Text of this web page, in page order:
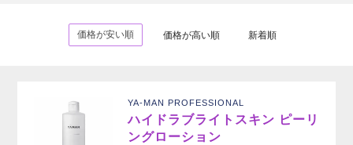
価格が安い順 価格が高い順 新着順
YA-MAN PROFESSIONAL
ハイドラブライトスキン ピーリ
ングローション